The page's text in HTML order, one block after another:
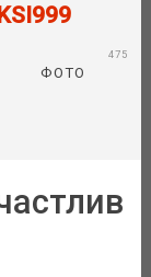
ФОТО
475